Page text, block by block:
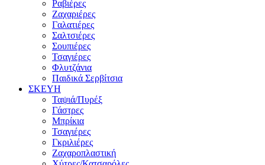
Ραβιέρες
Ζαχαριέρες
Γαλατιέρες
Σαλτσιέρες
Σουπιέρες
Τσαγιέρες
Φλυτζάνια
Παιδικά Σερβίτσια
ΣΚΕΥΗ
Ταψιά/Πυρέξ
Γάστρες
Μπρίκια
Τσαγιέρες
Γκριλιέρες
Ζαχαροπλαστική